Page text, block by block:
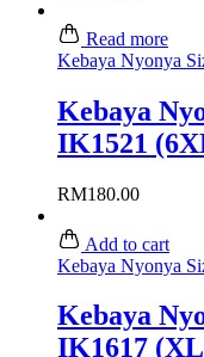
Read more
Kebaya Nyonya
Kebaya
IK1521
RM180.00
Add to cart
Kebaya Nyonya
Kebaya
IK1617